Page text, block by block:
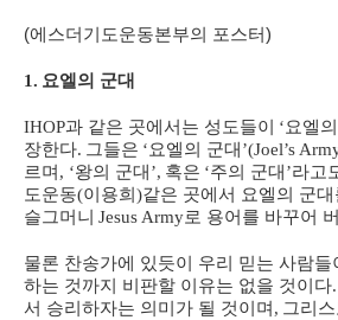
(에스더기도운동본부의 포스터)
1. 요엘의 군대
IHOP과 같은 곳에서는 성도들이 ‘요엘
장한다. 그들은 ‘요엘의 군대 ’(Joel’s
르며 , ‘왕의 군대 ’, 혹은 ‘주의 군대 ’라고
도운동(이용희 )같은 곳에서 요엘의 군
슬그머니 Jesus Army로 용어를 바꾸어
물론 찬송가에 있듯이 우리 믿는 사람들
하는 것까지 비판할 이유는 없을 것이다.
서 승리하자는 의미가 될 것이며 , 그리